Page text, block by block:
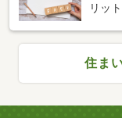
リッ
住ま